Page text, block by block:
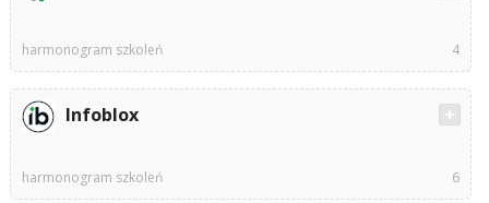
harmonogram szkoleń 4
Infoblox
harmonogram szkoleń 6